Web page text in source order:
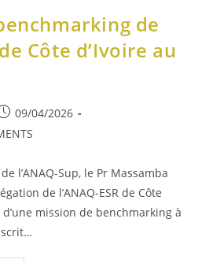
de
de Côte d’Ivoire au
09/04/2026
l’ANAQ-Sup, le Pr Massamba
de l’ANAQ-ESR de Côte
d’une mission de benchmarking à